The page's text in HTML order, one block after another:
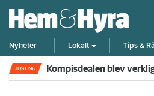
Nyheter Lokalt Tips &
JUST NU Kompisdealen blev